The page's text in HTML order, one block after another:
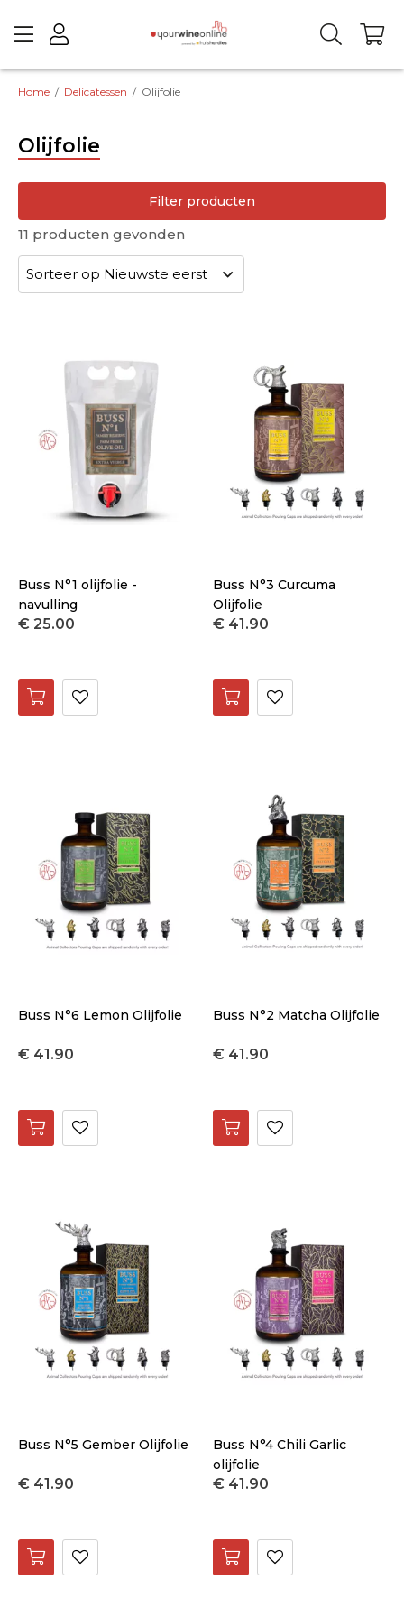
Home / Delicatessen / Olijfolie
Olijfolie
Filter producten
11 producten gevonden
Merk
Buss N°1 olijfolie -
navulling
€ 25.00
Buss N°3 Curcuma
Olijfolie
€ 41.90
Buss N°6 Lemon Olijfolie
€ 41.90
Buss N°2 Matcha Olijfolie
€ 41.90
Buss N°5 Gember Olijfolie
€ 41.90
Buss N°4 Chili Garlic
olijfolie
€ 41.90